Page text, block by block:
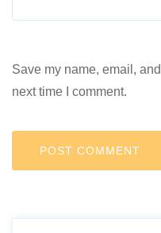
Save my name, email,
next time I comment.